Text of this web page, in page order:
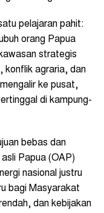
pelajaran pahit:
orang Papua
strategis
konflik agraria, dan
ke pusat,
di kampung-
bebas dan
Papua (OAP)
nasional justru
bagi Masyarakat
dan kebijakan